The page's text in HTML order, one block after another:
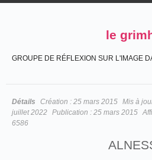
le
GROUPE DE RÉFLEXION SUR L'IMAGE
Détails Création : 25 mars 2015 Mis à
juillet 2022 Publication : 25 mars 2015
6586